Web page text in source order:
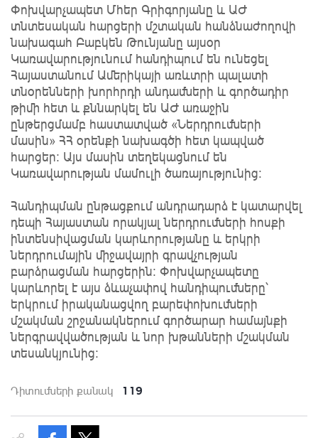
Փոխվարչապետ Մհեր Գրիգորյանը և ԱԺ
տնտեսական հարցերի մշտական հանձնաժողովի
նախագահ Բաբկեն Թունյանը այսօր
Կառավարությունում հանդիպում են ունեցել
Հայաստանում Ամերիկայի առևտրի պալատի
տնօրենների խորհրդի անդամների և գործադիր
թիմի հետ և քննարկել են ԱԺ առաջին
ընթերցմամբ հաստատված «Ներդրումների
մասին» ՀՀ օրենքի նախագծի հետ կապված
հարցեր: Այս մասին տեղեկացնում են
Կառավարության մամուլի ծառայությունից:
Հանդիպման ընթացքում անդրադարձ է կատարվել
դեպի Հայաստան որակյալ ներդրումների հոսքի
ինտենսիվացման կարևորությանը և երկրի
ներդրումային միջավայրի գրավչության
բարձրացման հարցերին: Փոխվարչապետը
կարևորել է այս ձևաչափով հանդիպումները՝
երկրում իրականացվող բարեփոխումների
մշակման շրջանակներում գործարար համայնքի
ներգրավվածության և նոր խթանների մշակման
տեսանկյունից:
Դիտումների քանակ 119